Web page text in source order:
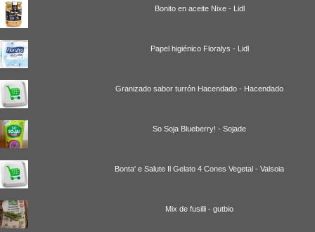
Bonito en aceite Nixe - Lidl
Papel higiénico Floralys - Lidl
Granizado sabor turrón Hacendado - Hacendado
So Soja Blueberry! - Sojade
Bonta' e Salute Il Gelato 4 Cones Vegetal - Valsoia
Mix de fusilli - gutbio